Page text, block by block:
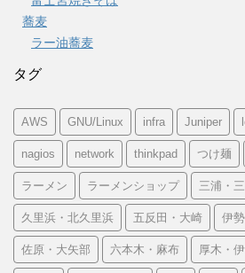
蕎麦
ラー油蕎麦
タグ
AWS GNU/Linux infra Juniper
nagios network thinkpad つけ麺
ラーメン ラーメンショップ 三浦・
久里浜・北久里浜 五反田・大崎 伊
佐原・大矢部 六本木・麻布 厚木・